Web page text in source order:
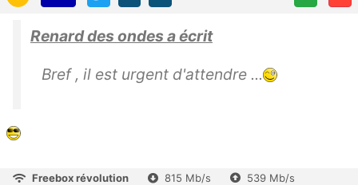
Renard des ondes a écrit
Bref , il est urgent d'attendre ...
Freebox révolution 815 Mb/s 539 Mb/s